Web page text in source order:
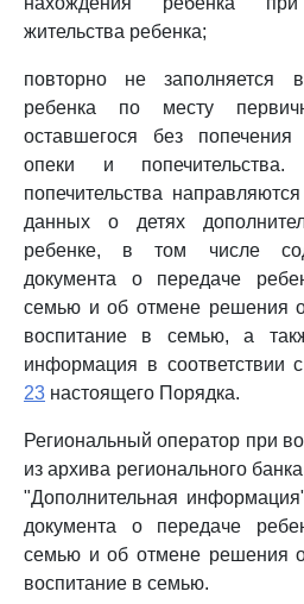
жительства ребенка;
повторно не заполняется
ребенка по месту
оставшегося без
опеки и
попечительства
данных о детях
ребенке, в том числе
документа о передаче
семью и об отмене решения
воспитание в семью, а
информация в соответствии
23 настоящего Порядка.
Региональный оператор при
из архива регионального
"Дополнительная
документа о передаче
семью и об отмене решения
воспитание в семью.